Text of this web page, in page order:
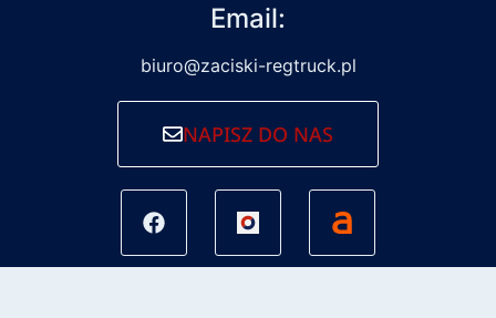
Email:
biuro@zaciski-regtruck.pl
NAPISZ DO NAS